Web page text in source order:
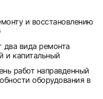
и восстановлению
вида ремонта
и капитальный
работ направденный
оборудования в